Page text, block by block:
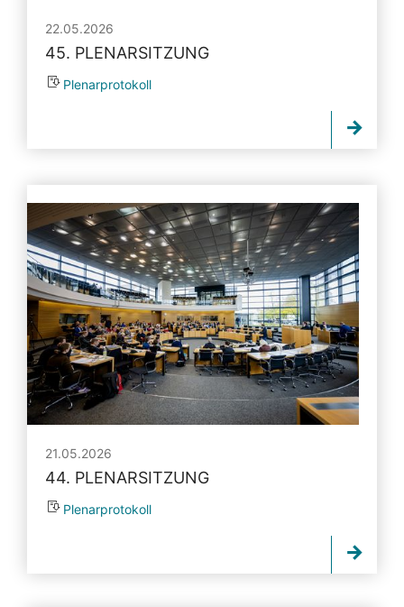
22.05.2026
45. PLENARSITZUNG
Plenarprotokoll
21.05.2026
44. PLENARSITZUNG
Plenarprotokoll